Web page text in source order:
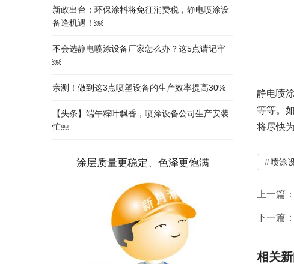
静电喷
等等。
将尽快
喷涂
上一篇：
下一篇：
相关新
新政出台：环保涂料将免征消费税，静电喷涂设
备逢机遇！￼
不会选静电喷涂设备厂家怎么办？这5点请记牢
￼
亲测！做到这3点喷塑设备的生产效率提高30%
【头条】端午粽叶飘香，喷涂设备公司生产安装
忙￼
涂层质量更稳定、色泽更饱满